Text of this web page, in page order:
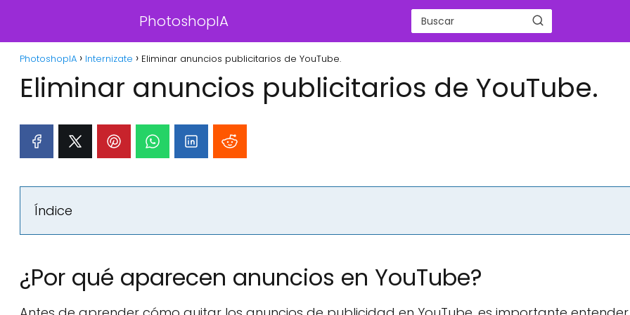
PhotoshopIA
PhotoshopIA Internizate Eliminar anuncios publicitarios de YouTube.
Eliminar anuncios publicitarios de YouTube.
Índice
¿Por qué aparecen anuncios en YouTube?